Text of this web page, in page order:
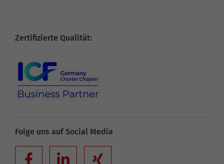
Zertifizierte Qualität:
Folge uns auf Social Media